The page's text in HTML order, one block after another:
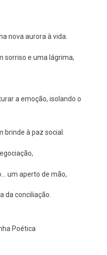
nova aurora à vida.
sorriso e uma lágrima,
a emoção, isolando o
brinde à paz social.
um aperto de mão,
da conciliação.
Poética